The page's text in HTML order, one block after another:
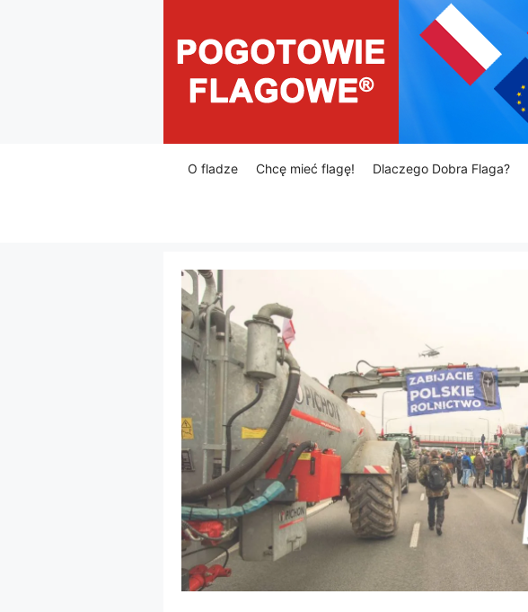
O fladze Chcę mieć flagę! Dlaczego Dobra Flaga?